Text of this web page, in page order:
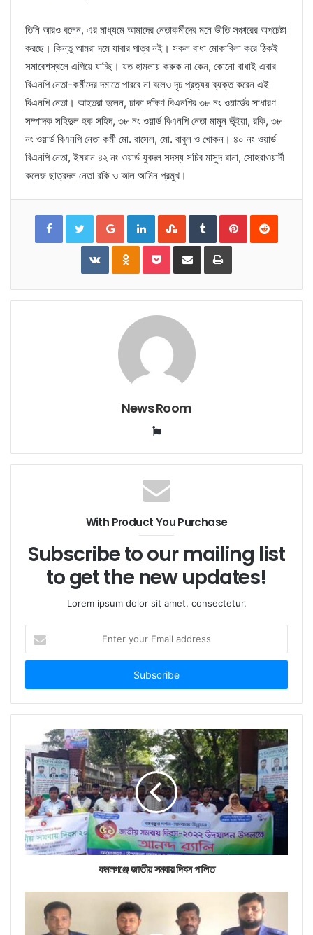
তিনি আরও বলেন, এর মাধ্যমে আমাদের নেতাকর্মীদের মনে ভীতি সঞ্চারের অপচেষ্টা
করছে। কিন্তু আমরা দমে যাবার পাত্র নই। সকল বাধা মোকাবিলা করে ঠিকই
সমাবেশস্থলে এগিয়ে যাচ্ছি। যত হামলায় করুক না কেন, কোনো বাধাই এবার
বিএনপি নেতা-কর্মীদের দমাতে পারবে না বলেও দৃঢ প্রত্যয় ব্যক্ত করেন এই
বিএনপি নেতা। আহতরা হলেন, ঢাকা দক্ষিণ বিএনপির ৩৮ নং ওয়ার্ডের সাধারণ
সম্পাদক সহিদুল হক সহিদ, ৩৮ নং ওয়ার্ড বিএনপি নেতা মামুন ভূঁইয়া, রকি, ৩৮
নং ওয়ার্ড বিএনপি নেতা কর্মী মো. রাসেল, মো. বাবুল ও খোকন। ৪০ নং ওয়ার্ড
বিএনপি নেতা, ইমরান ৪২ নং ওয়ার্ড যুবদল সদস্য সচিব মাসুদ রানা, সোহরাওয়ার্দী
কলেজ ছাত্রদল নেতা রকি ও আল আমিন প্রমুখ।
FacebookTwitterGoogle+LinkedInStumbleUpon
TumblrPinterestReddit
VKontakteOdnoklassniki
PocketShare
Email
Print
News Room
Website
With Product You Purchase
Subscribe to our mailing list
to get the new updates!
Lorem ipsum dolor sit amet, consectetur.
your
Email
কমলগঞ্জে জাতীয় সমবায় দিবস পালিত